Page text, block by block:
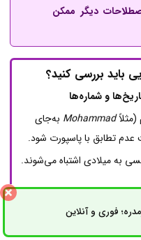
دیگر ممکن
باید بررسی کنید؟
و شماره‌ها
(مثلاًMohammad به‌جای
عدم تطابق با پاسپورت شود.
به میلادی اشتباه می‌شوند.
اصل مدرک
(مثل محل صدور یا عنوان
باشد.
فوری و آنلاینثبت سفارش